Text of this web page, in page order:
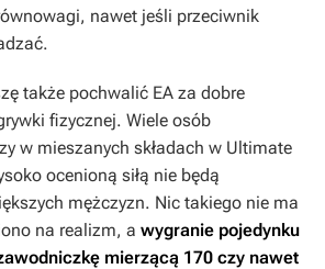
nawet jeśli przeciwnik
także pochwalić EA za dobre
fizycznej. Wiele osób
w mieszanych składach w Ultimate
ocenioną siłą nie będą
mężczyzn. Nic takiego nie ma
na realizm, a wygranie pojedynku
mierzącą 170 czy nawet